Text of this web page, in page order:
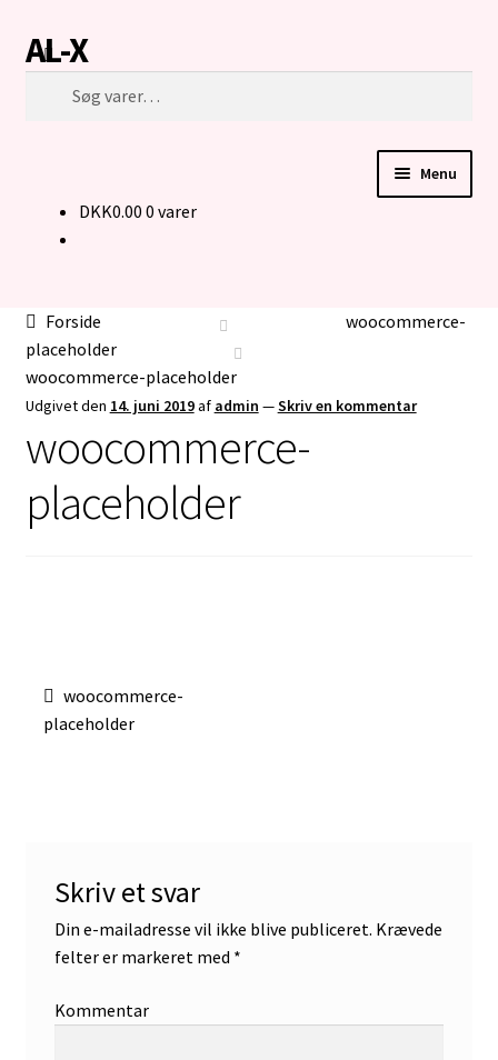
Spring
til
navigation
Spring
til
indhold
AL-X
Søg
Menu
BUKSER TIL MENNESKER I KØRESTOL
KONTAKT
DKK0.00 0 varer
Forside
woocommerce-
placeholder
woocommerce-placeholder
Udgivet den 14. juni 2019af admin —Skriv en kommentar
woocommerce-
placeholder
Indlægsnavigation
Forrige
indlæg:
woocommerce-
placeholder
Skriv et svar
Din e-mailadresse vil ikke blive publiceret. Krævede
felter er markeret med *
Kommentar